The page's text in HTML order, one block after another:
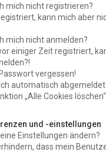
mich nicht registrieren?
kann mich aber
mich nicht anmelden?
einiger Zeit registriert,
vergessen!
automatisch
„Alle Cookies
und -einstellungen
Einstellungen ändern?
dass mein